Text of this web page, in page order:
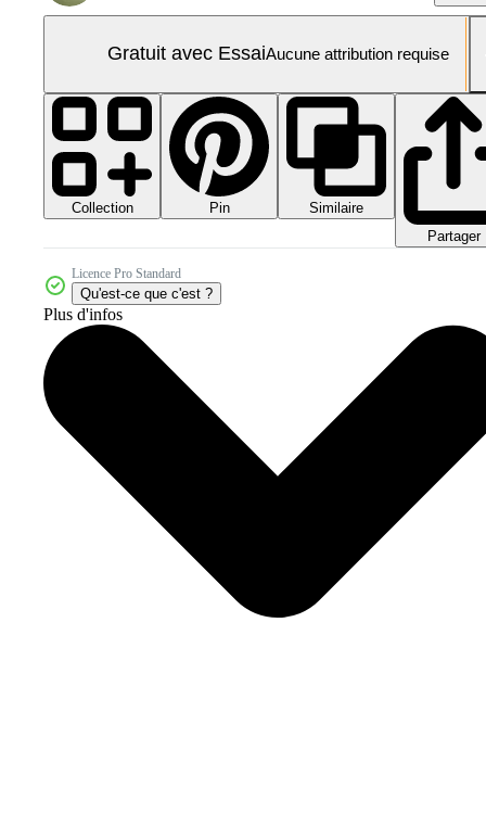
Gratuit avec EssaiAucune attribution requise
Collection Pin
Similaire
Partager
Licence Pro Standard
Qu'est-ce que c'est ?
Plus d'infos